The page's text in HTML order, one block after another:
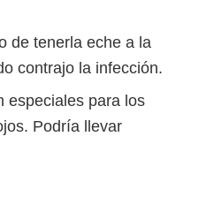
de tenerla eche a la
contrajo la infección.
especiales para los
Podría llevar